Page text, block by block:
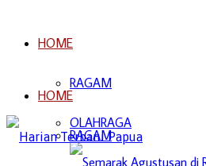
HOME
RAGAM
OLAHRAGA
HOME
RAGAM